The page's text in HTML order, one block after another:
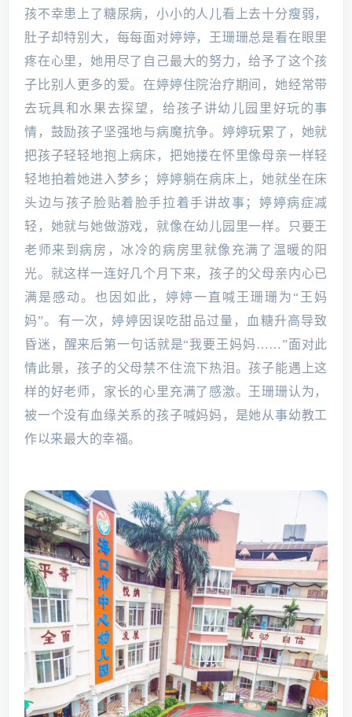
孩不幸患上了糖尿病，小小的人儿看上去十分瘦弱，
肚子却特别大，每每面对婷婷，王珊珊总是看在眼里
疼在心里，她用尽了自己最大的努力，给予了这个孩
子比别人更多的爱。在婷婷住院治疗期间，她经常带
去玩具和水果去探望，给孩子讲幼儿园里好玩的事
情，鼓励孩子坚强地与病魔抗争。婷婷玩累了，她就
把孩子轻轻地抱上病床，把她搂在怀里像母亲一样轻
轻地拍着她进入梦乡；婷婷躺在病床上，她就坐在床
头边与孩子脸贴着脸手拉着手讲故事；婷婷病症减
轻，她就与她做游戏，就像在幼儿园里一样。只要王
老师来到病房，冰冷的病房里就像充满了温暖的阳
光。就这样一连好几个月下来，孩子的父母亲内心已
满是感动。也因如此，婷婷一直喊王珊珊为“王妈
妈”。有一次，婷婷因误吃甜品过量，血糖升高导致
昏迷，醒来后第一句话就是“我要王妈妈……”面对此
情此景，孩子的父母禁不住流下热泪。孩子能遇上这
样的好老师，家长的心里充满了感激。王珊珊认为，
被一个没有血缘关系的孩子喊妈妈，是她从事幼教工
作以来最大的幸福。